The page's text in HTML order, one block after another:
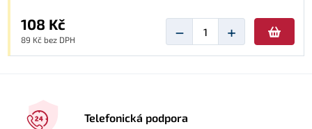
108 Kč
89 Kč bez DPH − +
Telefonická podpora